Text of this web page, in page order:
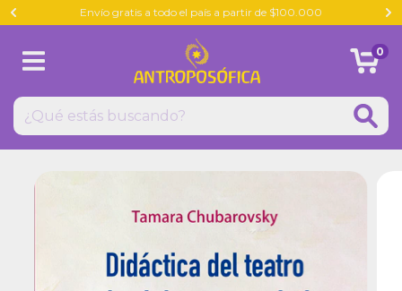
Envío gratis a todo el país a partir de $100.000
0